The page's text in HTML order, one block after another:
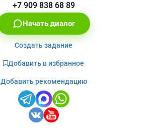
+7 909 838 68 89
Начать диалог
Создать задание
Добавить в избранное
Добавить рекомендацию